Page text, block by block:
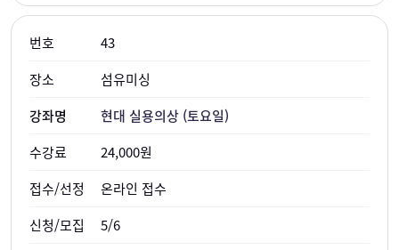
43
섬유미싱
현대 실용의상 (토요일)
24,000원
온라인 접수
5/6